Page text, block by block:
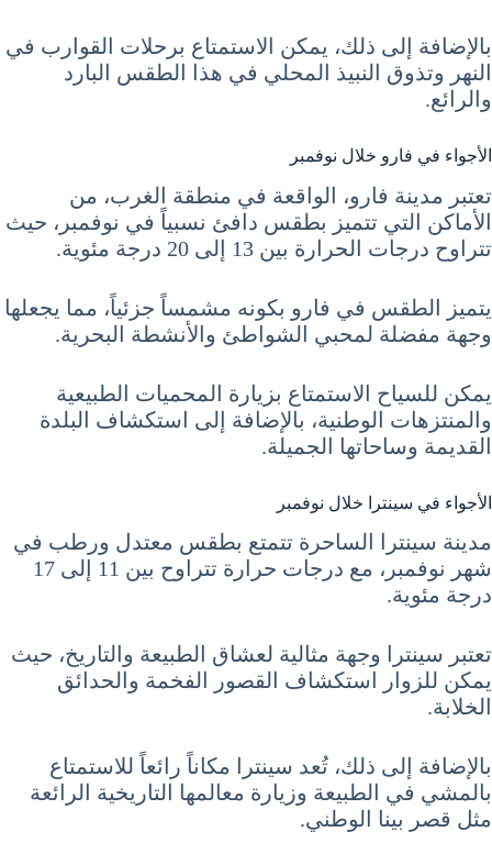
بالإضافة إلى ذلك، يمكن الاستمتاع برحلات القوارب في
النهر وتذوق النبيذ المحلي في هذا الطقس البارد
والرائع.
الأجواء في فارو خلال نوفمبر
تعتبر مدينة فارو، الواقعة في منطقة الغرب، من
الأماكن التي تتميز بطقس دافئ نسبياً في نوفمبر، حيث
تتراوح درجات الحرارة بين 13 إلى 20 درجة مئوية.
يتميز الطقس في فارو بكونه مشمساً جزئياً، مما يجعلها
وجهة مفضلة لمحبي الشواطئ والأنشطة البحرية.
يمكن للسياح الاستمتاع بزيارة المحميات الطبيعية
والمنتزهات الوطنية، بالإضافة إلى استكشاف البلدة
القديمة وساحاتها الجميلة.
الأجواء في سينترا خلال نوفمبر
مدينة سينترا الساحرة تتمتع بطقس معتدل ورطب في
شهر نوفمبر، مع درجات حرارة تتراوح بين 11 إلى 17
درجة مئوية.
تعتبر سينترا وجهة مثالية لعشاق الطبيعة والتاريخ، حيث
يمكن للزوار استكشاف القصور الفخمة والحدائق
الخلابة.
بالإضافة إلى ذلك، تُعد سينترا مكاناً رائعاً للاستمتاع
بالمشي في الطبيعة وزيارة معالمها التاريخية الرائعة
مثل قصر بينا الوطني.